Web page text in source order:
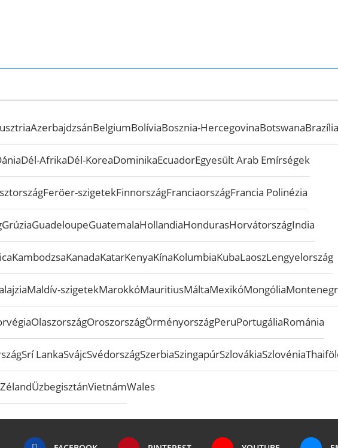
AzerbajdzsánBelgiumBolíviaBosznia-HercegovinaBotswanaBrazília
Dél-AfrikaDél-KoreaDominikaEcuadorEgyesült Arab Emírségek
Feröer-szigetekFinnországFranciaországFrancia Polinézia
GrúziaGuadeloupeGuatemalaHollandiaHondurasHorvátországIndia
KambodzsaKanadaKatarKenyaKínaKolumbiaKubaLaoszLengyelország
Maldív-szigetekMarokkóMauritiusMáltaMexikóMongólia
OlaszországOroszországÖrményországPeruPortugáliaRománia
Srí LankaSvájcSvédországSzerbiaSzingapúrSzlovákiaSzlovénia
ÜzbegisztánVietnámWales